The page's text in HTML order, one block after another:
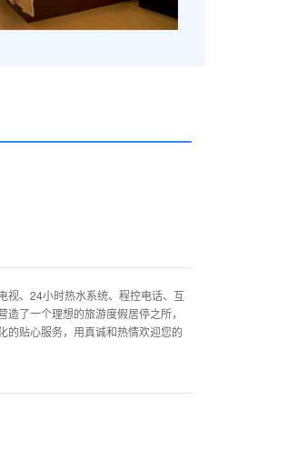
、24小时热水系统、程控电话、互
了一个理想的旅游度假居停之所，
的贴心服务，用真诚和热情欢迎您的